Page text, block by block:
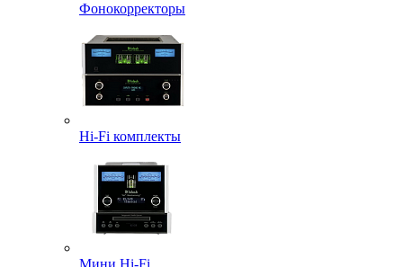
Фонокорректоры
Hi-Fi комплекты